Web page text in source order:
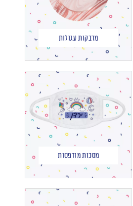
מדבקות עגולות
מסכות מודפסות